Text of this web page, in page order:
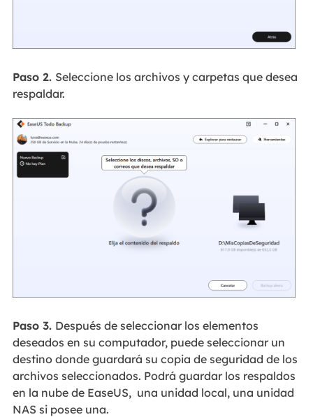
Paso 2. Seleccione los archivos y carpetas que desea
respaldar.
Paso 3. Después de seleccionar los elementos
deseados en su computador, puede seleccionar un
destino donde guardará su copia de seguridad de los
archivos seleccionados. Podrá guardar los respaldos
en la nube de EaseUS, una unidad local, una unidad
NAS si posee una.